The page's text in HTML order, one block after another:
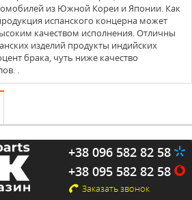
из Южной Кореи и Японии. Как
испанского концерна может
качеством исполнения. Отличны
изделий продукты индийских
брака, чуть ниже качество
.
+38 096 582 82 58
+38 095 582 82 58
Заказать звонок